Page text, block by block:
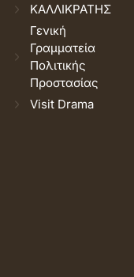
ΚΑΛΛΙΚΡΑΤΗΣ
Γενική
Γραμματεία
Πολιτικής
Προστασίας
Visit Drama